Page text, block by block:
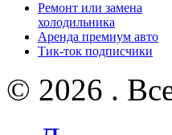
Ремонт или замена
холодильника
Аренда премиум авто
Тик-ток подписчики
© 2026 .